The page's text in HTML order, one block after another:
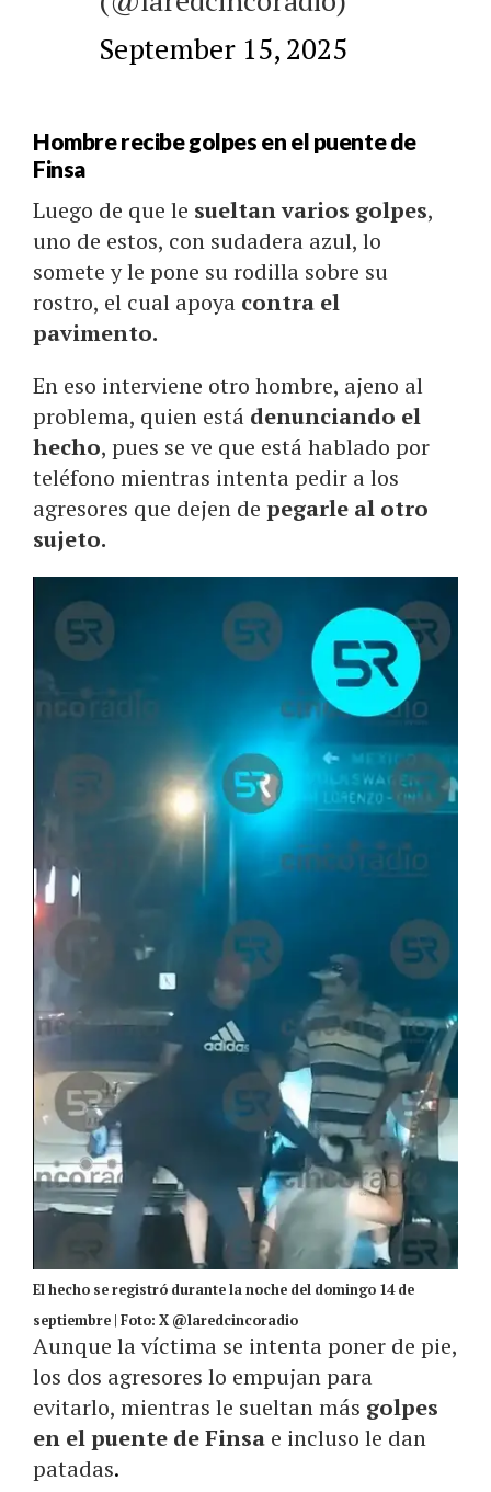
September 15, 2025
Hombre recibe golpes en el puente de
Finsa
Luego de que le sueltan varios golpes,
uno de estos, con sudadera azul, lo
somete y le pone su rodilla sobre su
rostro, el cual apoya contra el
pavimento.
En eso interviene otro hombre, ajeno al
problema, quien está denunciando el
hecho, pues se ve que está hablado por
teléfono mientras intenta pedir a los
agresores que dejen de pegarle al otro
sujeto.
El hecho se registró durante la noche del domingo 14 de
septiembre | Foto: X @laredcincoradio
Aunque la víctima se intenta poner de pie,
los dos agresores lo empujan para
evitarlo, mientras le sueltan más golpes
en el puente de Finsa e incluso le dan
patadas.